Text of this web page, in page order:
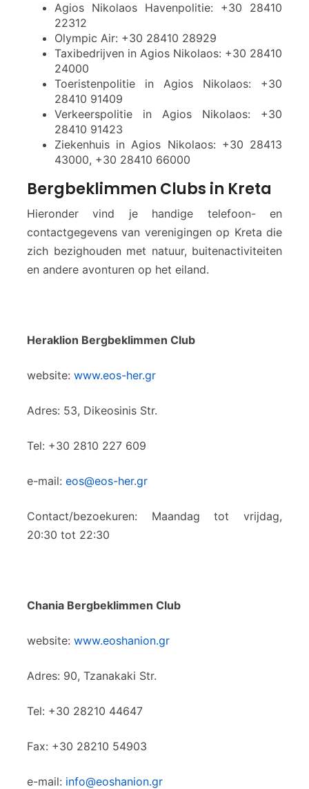
Agios Nikolaos Havenpolitie: +30 28410
22312
Olympic Air: +30 28410 28929
Taxibedrijven in Agios Nikolaos: +30 28410
24000
Toeristenpolitie in Agios Nikolaos: +30
28410 91409
Verkeerspolitie in Agios Nikolaos: +30
28410 91423
Ziekenhuis in Agios Nikolaos: +30 28413
43000, +30 28410 66000
Bergbeklimmen Clubs in Kreta
Hieronder vind je handige telefoon- en
contactgegevens van verenigingen op Kreta die
zich bezighouden met natuur, buitenactiviteiten
en andere avonturen op het eiland.
Heraklion Bergbeklimmen Club
website: www.eos-her.gr
Adres: 53, Dikeosinis Str.
Tel: +30 2810 227 609
e-mail: eos@eos-her.gr
Contact/bezoekuren: Maandag tot vrijdag,
20:30 tot 22:30
Chania Bergbeklimmen Club
website: www.eoshanion.gr
Adres: 90, Tzanakaki Str.
Tel: +30 28210 44647
Fax: +30 28210 54903
e-mail: info@eoshanion.gr